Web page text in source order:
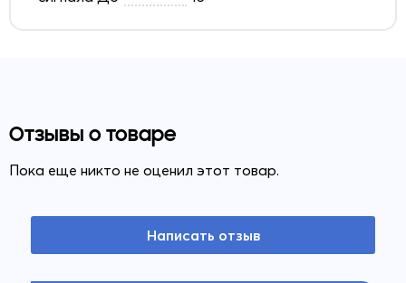
Отзывы о товаре
Пока еще никто не оценил этот товар.
Написать отзыв